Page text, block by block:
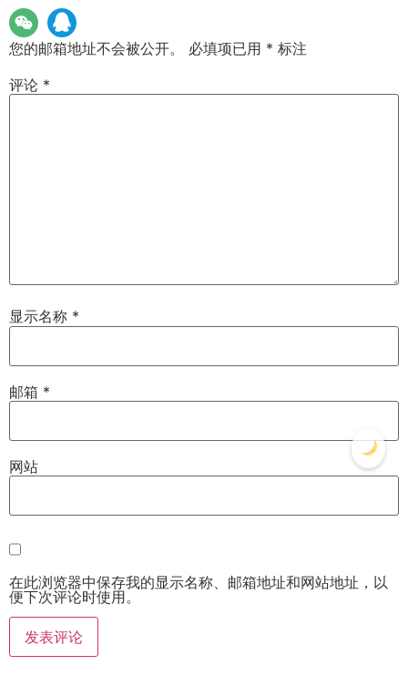
您的邮箱地址不会被公开。 必填项已用 * 标注
评论 *
显示名称 *
邮箱 *
网站
在此浏览器中保存我的显示名称、邮箱地址和网站地址，以
便下次评论时使用。